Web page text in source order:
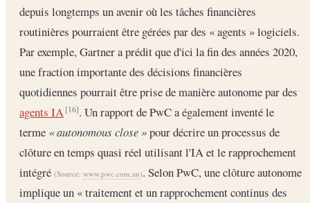
depuis longtemps un avenir où les tâches financières
routinières pourraient être gérées par des « agents » logiciels.
Par exemple, Gartner a prédit que d'ici la fin des années 2020,
une fraction importante des décisions financières
quotidiennes pourrait être prise de manière autonome par des
agents IA [16]. Un rapport de PwC a également inventé le
terme « autonomous close »pour décrire un processus de
clôture en temps quasi réel utilisant l'IA et le rapprochement
intégré (Source: www.pwc.com.au). Selon PwC, une clôture autonome
implique un « traitement et un rapprochement continus des